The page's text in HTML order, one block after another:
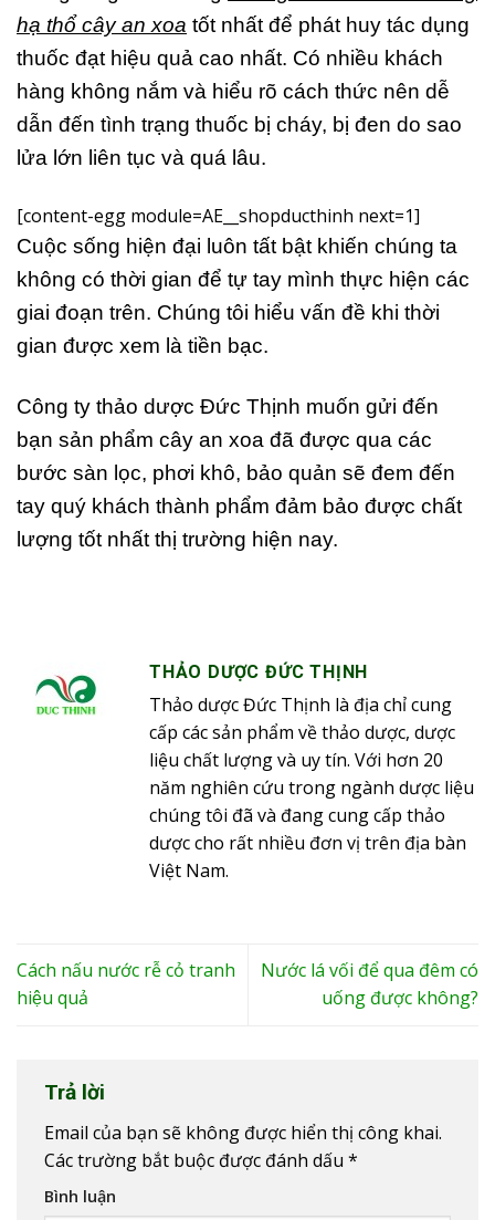
hạ thổ cây an xoa tốt nhất để phát huy tác dụng
thuốc đạt hiệu quả cao nhất. Có nhiều khách
hàng không nắm và hiểu rõ cách thức nên dễ
dẫn đến tình trạng thuốc bị cháy, bị đen do sao
lửa lớn liên tục và quá lâu.
[content-egg module=AE__shopducthinh next=1]
Cuộc sống hiện đại luôn tất bật khiến chúng ta
không có thời gian để tự tay mình thực hiện các
giai đoạn trên. Chúng tôi hiểu vấn đề khi thời
gian được xem là tiền bạc.
Công ty thảo dược Đức Thịnh muốn gửi đến
bạn sản phẩm cây an xoa đã được qua các
bước sàn lọc, phơi khô, bảo quản sẽ đem đến
tay quý khách thành phẩm đảm bảo được chất
lượng tốt nhất thị trường hiện nay.
THẢO DƯỢC ĐỨC THỊNH
Thảo dược Đức Thịnh là địa chỉ cung
cấp các sản phẩm về thảo dược, dược
liệu chất lượng và uy tín. Với hơn 20
năm nghiên cứu trong ngành dược liệu
chúng tôi đã và đang cung cấp thảo
dược cho rất nhiều đơn vị trên địa bàn
Việt Nam.
Cách nấu nước rễ cỏ tranh
hiệu quả
Nước lá vối để qua đêm có
uống được không?
Trả lời
Email của bạn sẽ không được hiển thị công khai.
Các trường bắt buộc được đánh dấu *
Bình luận